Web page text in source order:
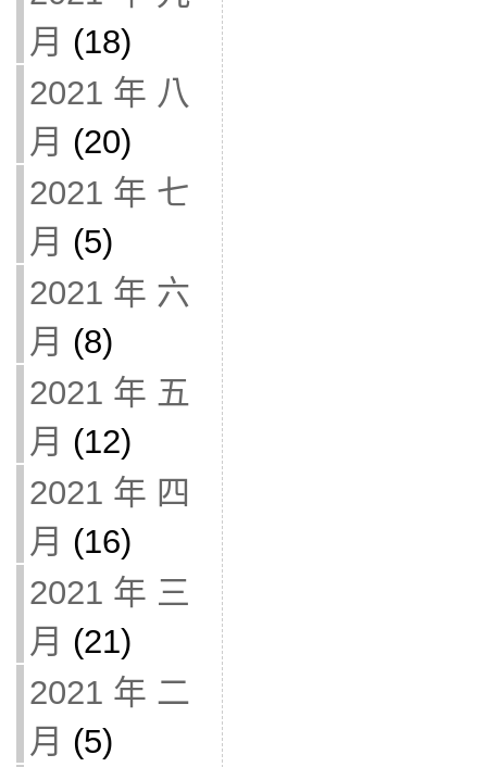
月 (18)
2021 年 八
月 (20)
2021 年 七
月 (5)
2021 年 六
月 (8)
2021 年 五
月 (12)
2021 年 四
月 (16)
2021 年 三
月 (21)
2021 年 二
月 (5)